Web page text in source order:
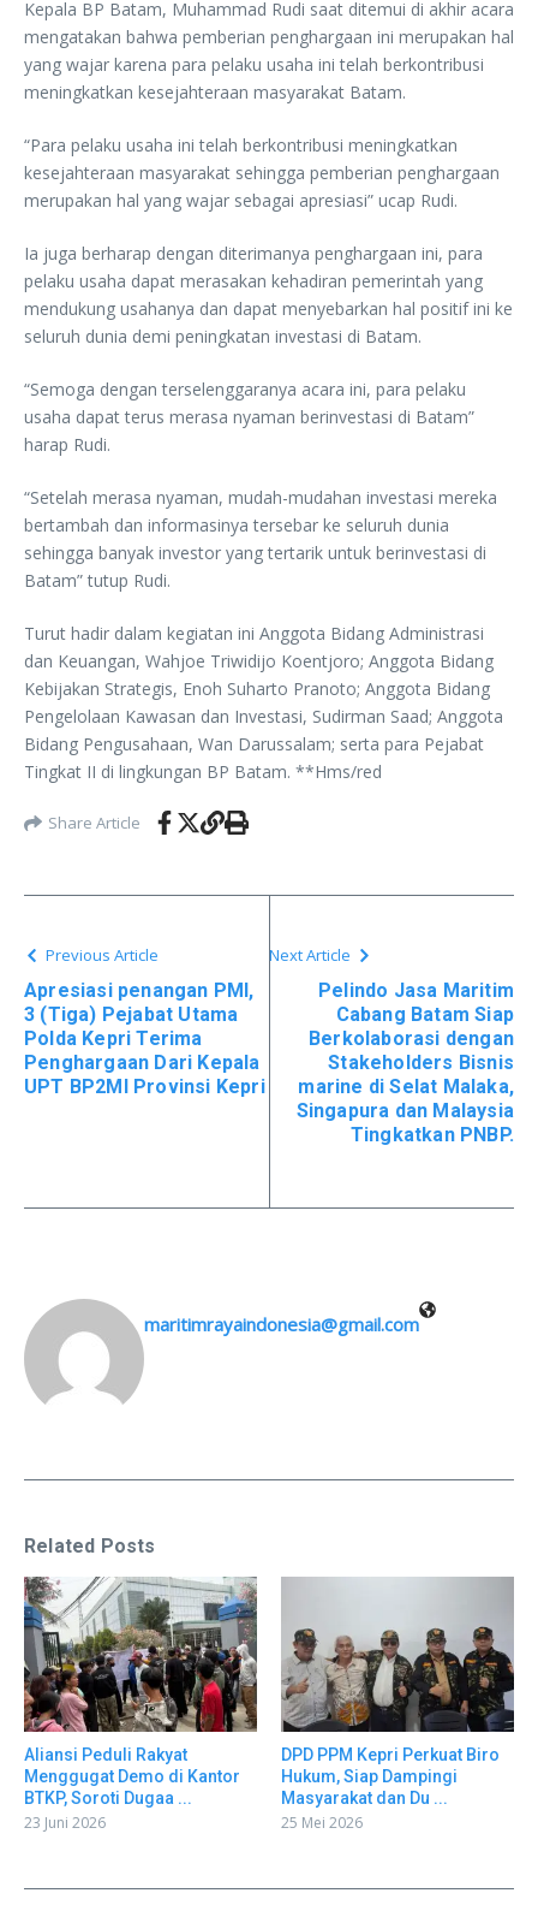
Kepala BP Batam, Muhammad Rudi saat ditemui di akhir acara
mengatakan bahwa pemberian penghargaan ini merupakan hal
yang wajar karena para pelaku usaha ini telah berkontribusi
meningkatkan kesejahteraan masyarakat Batam.
“Para pelaku usaha ini telah berkontribusi meningkatkan
kesejahteraan masyarakat sehingga pemberian penghargaan
merupakan hal yang wajar sebagai apresiasi” ucap Rudi.
Ia juga berharap dengan diterimanya penghargaan ini, para
pelaku usaha dapat merasakan kehadiran pemerintah yang
mendukung usahanya dan dapat menyebarkan hal positif ini ke
seluruh dunia demi peningkatan investasi di Batam.
“Semoga dengan terselenggaranya acara ini, para pelaku
usaha dapat terus merasa nyaman berinvestasi di Batam”
harap Rudi.
“Setelah merasa nyaman, mudah-mudahan investasi mereka
bertambah dan informasinya tersebar ke seluruh dunia
sehingga banyak investor yang tertarik untuk berinvestasi di
Batam” tutup Rudi.
Turut hadir dalam kegiatan ini Anggota Bidang Administrasi
dan Keuangan, Wahjoe Triwidijo Koentjoro; Anggota Bidang
Kebijakan Strategis, Enoh Suharto Pranoto; Anggota Bidang
Pengelolaan Kawasan dan Investasi, Sudirman Saad; Anggota
Bidang Pengusahaan, Wan Darussalam; serta para Pejabat
Tingkat II di lingkungan BP Batam. **Hms/red
Share Article
Previous Article
Apresiasi penangan PMI,
3 (Tiga) Pejabat Utama
Polda Kepri Terima
Penghargaan Dari Kepala
UPT BP2MI Provinsi Kepri
Next Article
Pelindo Jasa Maritim
Cabang Batam Siap
Berkolaborasi dengan
Stakeholders Bisnis
marine di Selat Malaka,
Singapura dan Malaysia
Tingkatkan PNBP.
maritimrayaindonesia@gmail.com
Related Posts
Aliansi Peduli Rakyat
Menggugat Demo di Kantor
BTKP, Soroti Dugaa ...
23 Juni 2026
DPD PPM Kepri Perkuat Biro
Hukum, Siap Dampingi
Masyarakat dan Du ...
25 Mei 2026